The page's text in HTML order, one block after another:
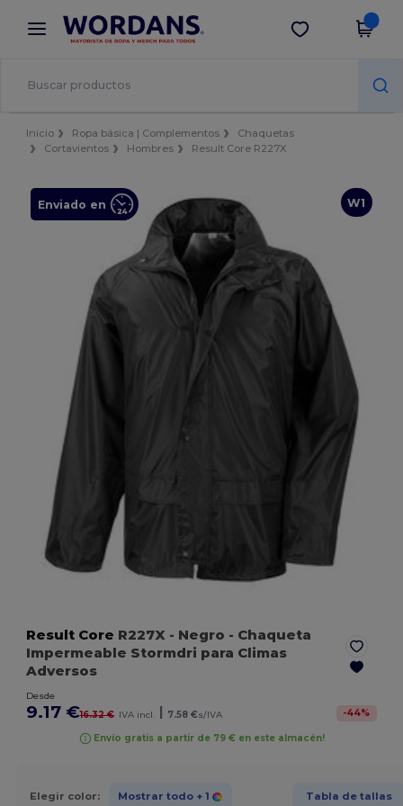
× App de Wordans
¡Mejores precios en app!
Descargar app
Inicio Ropa básica | Complementos
Chaquetas
Cortavientos
Hombres Result Core R227X
W1
Enviado en
Result Core R227X - Negro - Chaqueta
Impermeable Stormdri para Climas
Adversos
Desde
9.17 €16.32 € IVA incl. | 7.58 €s/IVA -44%
Envío gratis a partir de 79 € en este almacén!
Elegir color: Mostrar todo + 1 Tabla de tallas